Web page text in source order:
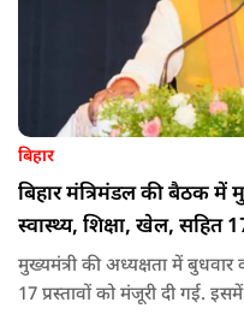
बिहार
बिहार मंत्रिमंडल की बैठक
स्वास्थ्य, शिक्षा, खेल, सहित
मुख्यमंत्री की अध्यक्षता में
17 प्रस्तावों को मंजूरी दी गई.